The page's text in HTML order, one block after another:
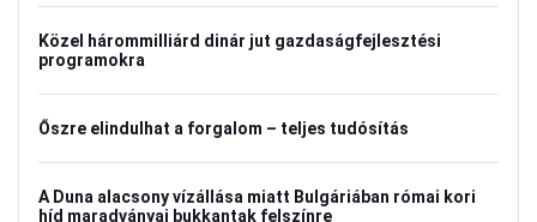
Közel hárommilliárd dinár jut gazdaságfejlesztési
programokra
Őszre elindulhat a forgalom – teljes tudósítás
A Duna alacsony vízállása miatt Bulgáriában római kori
híd maradványai bukkantak felszínre